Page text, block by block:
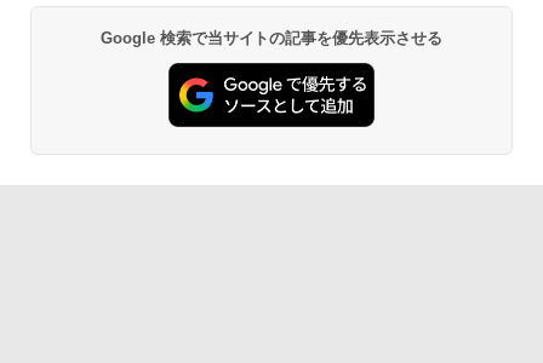
Google 検索で当サイトの記事を優先表示させる